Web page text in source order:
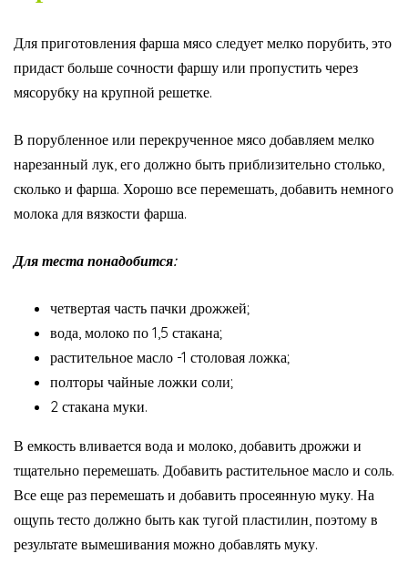
Для приготовления фарша мясо следует мелко порубить, это
придаст больше сочности фаршу или пропустить через
мясорубку на крупной решетке.
В порубленное или перекрученное мясо добавляем мелко
нарезанный лук, его должно быть приблизительно столько,
сколько и фарша. Хорошо все перемешать, добавить немного
молока для вязкости фарша.
Для теста понадобится:
четвертая часть пачки дрожжей;
вода, молоко по 1,5 стакана;
растительное масло -1 столовая ложка;
полторы чайные ложки соли;
2 стакана муки.
В емкость вливается вода и молоко, добавить дрожжи и
тщательно перемешать. Добавить растительное масло и соль.
Все еще раз перемешать и добавить просеянную муку. На
ощупь тесто должно быть как тугой пластилин, поэтому в
результате вымешивания можно добавлять муку.